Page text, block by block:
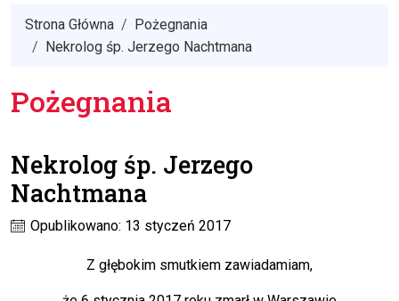
Strona Główna
Pożegnania
Nekrolog śp. Jerzego Nachtmana
Pożegnania
Nekrolog śp. Jerzego
Nachtmana
Opublikowano: 13 styczeń 2017
Z głębokim smutkiem zawiadamiam,